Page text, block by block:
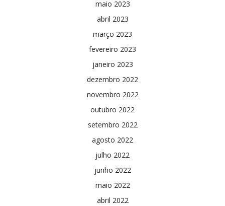
maio 2023
abril 2023
março 2023
fevereiro 2023
janeiro 2023
dezembro 2022
novembro 2022
outubro 2022
setembro 2022
agosto 2022
julho 2022
junho 2022
maio 2022
abril 2022